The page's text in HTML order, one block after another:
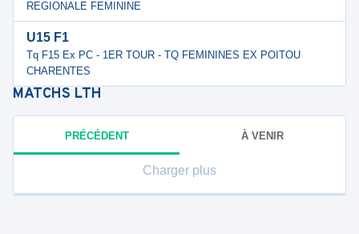
REGIONALE FEMININE
U15 F1
Tq F15 Ex PC - 1ER TOUR - TQ FEMININES EX POITOU
CHARENTES
MATCHS LTH
PRÉCÉDENT À VENIR
Charger plus